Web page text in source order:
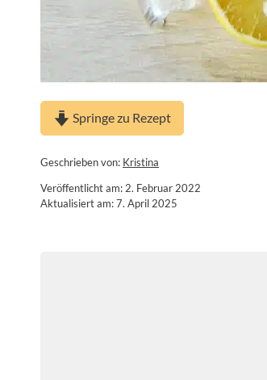
Springe zu Rezept
Geschrieben von: Kristina
Veröffentlicht am: 2. Februar 2022
Aktualisiert am: 7. April 2025